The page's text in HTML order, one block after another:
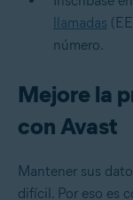
llamadas
número.
Mejore la
con Avast
Mantener sus
difícil. Por eso es